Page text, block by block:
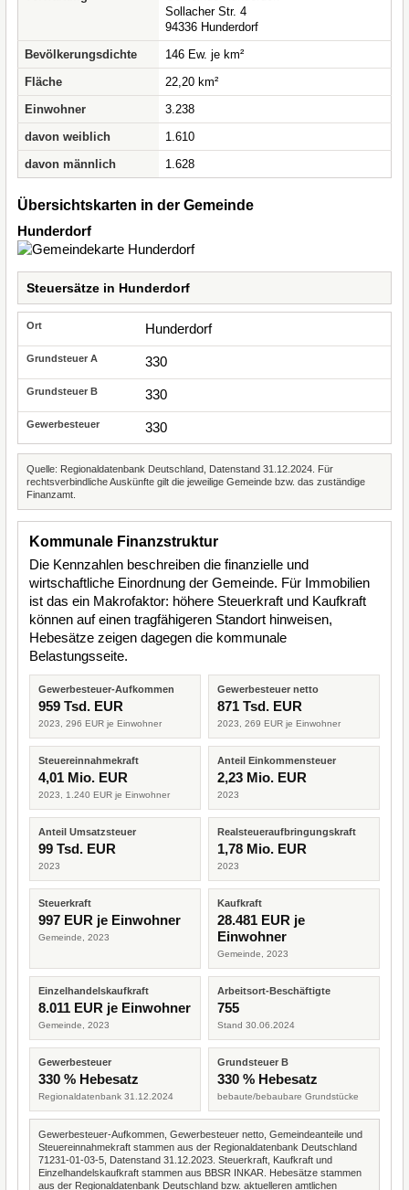
Sollacher Str. 4
94336 Hunderdorf
Bevölkerungsdichte
146 Ew. je km²
Fläche
22,20 km²
Einwohner
3.238
davon weiblich
1.610
davon männlich
1.628
Übersichtskarten in der Gemeinde
Hunderdorf
Steuersätze in Hunderdorf
Hunderdorf
330
330
330
Quelle: Regionaldatenbank Deutschland, Datenstand 31.12.2024. Für
rechtsverbindliche Auskünfte gilt die jeweilige Gemeinde bzw. das zuständige
Finanzamt.
Kommunale Finanzstruktur
Die Kennzahlen beschreiben die finanzielle und
wirtschaftliche Einordnung der Gemeinde. Für Immobilien
ist das ein Makrofaktor: höhere Steuerkraft und Kaufkraft
können auf einen tragfähigeren Standort hinweisen,
Hebesätze zeigen dagegen die kommunale
Belastungsseite.
Gewerbesteuer-Aufkommen
959 Tsd. EUR
2023, 296 EUR je Einwohner
Gewerbesteuer netto
871 Tsd. EUR
2023, 269 EUR je Einwohner
Steuereinnahmekraft
4,01 Mio. EUR
2023, 1.240 EUR je Einwohner
Anteil Einkommensteuer
2,23 Mio. EUR
2023
Anteil Umsatzsteuer
99 Tsd. EUR
2023
Realsteueraufbringungskraft
1,78 Mio. EUR
2023
Steuerkraft
997 EUR je Einwohner
Gemeinde, 2023
Kaufkraft
28.481 EUR je
Einwohner
Gemeinde, 2023
Einzelhandelskaufkraft
8.011 EUR je Einwohner
Gemeinde, 2023
Arbeitsort-Beschäftigte
755
Stand 30.06.2024
Gewerbesteuer
330 % Hebesatz
Regionaldatenbank 31.12.2024
Grundsteuer B
330 % Hebesatz
bebaute/bebaubare Grundstücke
Gewerbesteuer-Aufkommen, Gewerbesteuer netto, Gemeindeanteile und
Steuereinnahmekraft stammen aus der Regionaldatenbank Deutschland
71231-01-03-5, Datenstand 31.12.2023. Steuerkraft, Kaufkraft und
Einzelhandelskaufkraft stammen aus BBSR INKAR. Hebesätze stammen
aus der Regionaldatenbank Deutschland bzw. aktuelleren amtlichen